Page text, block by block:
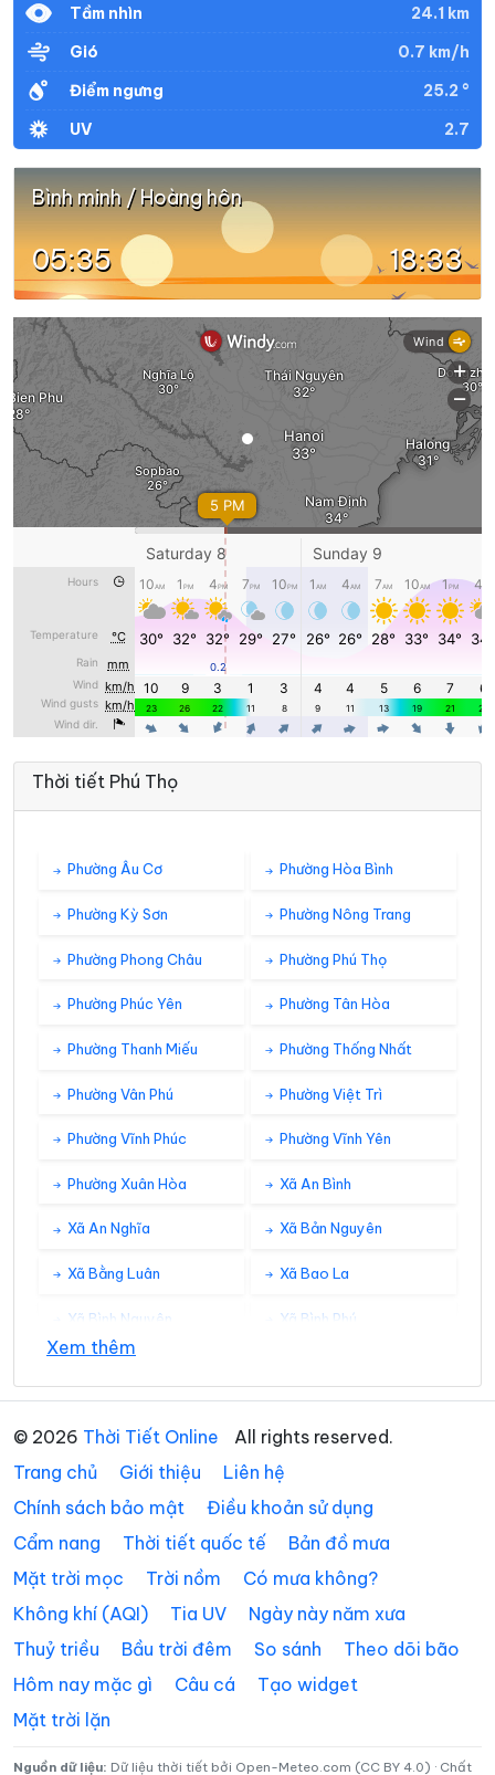
Tầm nhìn
24.1 km
Gió
0.7 km/h
Điểm ngưng
25.2 °
UV
2.7
Bình minh / Hoàng hôn
05:35 18:33
Thời tiết Phú Thọ
Phường Âu Cơ Phường Hòa Bình
Phường Kỳ Sơn Phường Nông Trang
Phường Phong Châu Phường Phú Thọ
Phường Phúc Yên Phường Tân Hòa
Phường Thanh Miếu Phường Thống Nhất
Phường Vân Phú Phường Việt Trì
Phường Vĩnh Phúc Phường Vĩnh Yên
Phường Xuân Hòa Xã An Bình
Xã An Nghĩa Xã Bản Nguyên
Xã Bằng Luân Xã Bao La
Xã Bình Nguyên Xã Bình Phú
Xã Cao Sơn
Xã Chân Mộng Xã Chí Đám
Xã Chí Tiên Xã Cự Đồng
Xã Đà Bắc Xã Đại Đình
Xã Đan Thượng Xã Đạo Trù
Xã Đào Xá
Xã Đồng Lương Xã Đông Thành
Xem thêm
© 2026 Thời Tiết Online
All rights reserved.
Trang chủ
Giới thiệu
Liên hệ
Chính sách bảo mật
Điều khoản sử dụng
Cẩm nang
Thời tiết quốc tế
Bản đồ mưa
Mặt trời mọc
Trời nồm
Có mưa không?
Không khí (AQI)
Tia UV
Ngày này năm xưa
Thuỷ triều
Bầu trời đêm So sánh
Theo dõi bão
Hôm nay mặc gì
Câu cá
Tạo widget
Mặt trời lặn
Nguồn dữ liệu: Dữ liệu thời tiết bởi Open-Meteo.com (CC BY 4.0) · Chất